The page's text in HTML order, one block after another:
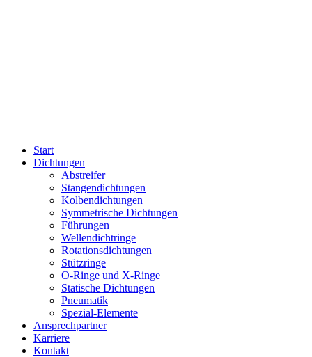
Start
Dichtungen
Abstreifer
Stangendichtungen
Kolbendichtungen
Symmetrische Dichtungen
Führungen
Wellendichtringe
Rotationsdichtungen
Stützringe
O-Ringe und X-Ringe
Statische Dichtungen
Pneumatik
Spezial-Elemente
Ansprechpartner
Karriere
Kontakt